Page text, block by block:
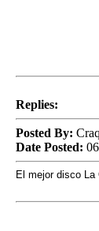
Replies:
Posted By:
Date Posted:
El mejor disco La